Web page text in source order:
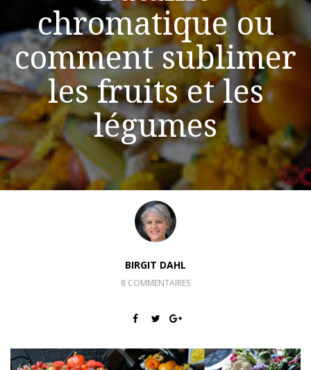
chromatique ou
comment sublimer
les fruits et les
légumes
BIRGIT DAHL
8 COMMENTAIRES